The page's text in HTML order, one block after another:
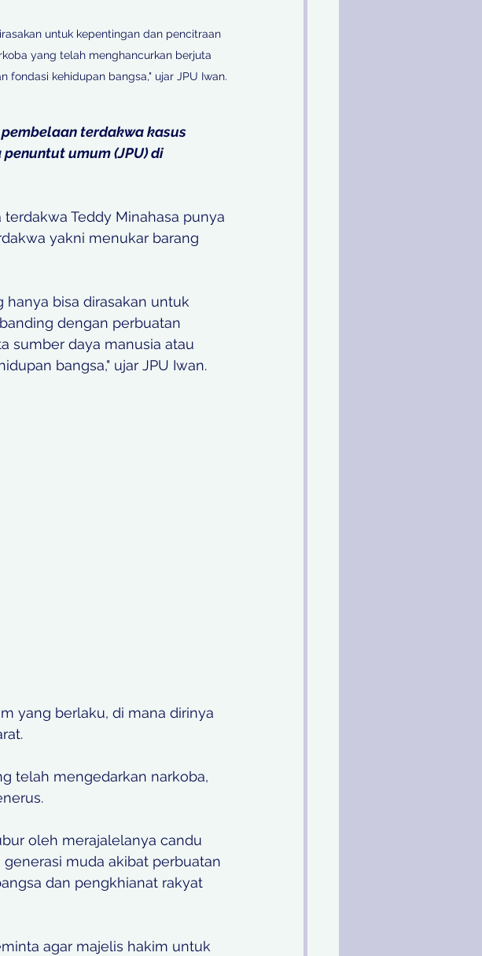
untuk kepentingan dan pencitraan
yang telah menghancurkan berjuta
kehidupan bangsa," ujar JPU Iwan.
pembelaan terdakwa kasus
umum (JPU) di
Teddy Minahasa punya
yakni menukar barang
hanya bisa dirasakan untuk
dengan perbuatan
sumber daya manusia atau
bangsa," ujar JPU Iwan.
yang berlaku, di mana dirinya
telah mengedarkan narkoba,
oleh merajalelanya candu
muda akibat perbuatan
dan pengkhianat rakyat
agar majelis hakim untuk